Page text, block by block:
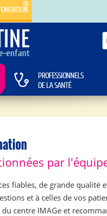
enfant
PROFESSIONNELS
DE LA SANTÉ
par
fiables, de grande qualité
et à celles de vos
du centre IMAGe et